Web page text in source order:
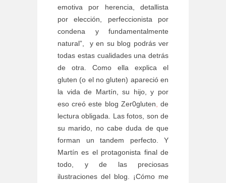
emotiva por herencia, detallista
por elección, perfeccionista por
condena y fundamentalmente
natural”, y en su blog podrás ver
todas estas cualidades una detrás
de otra. Como ella explica el
gluten (o el no gluten) apareció en
la vida de Martín, su hijo, y por
eso creó este blog Zer0gluten, de
lectura obligada. Las fotos, son de
su marido, no cabe duda de que
forman un tandem perfecto. Y
Martín es el protagonista final de
todo, y de las preciosas
ilustraciones del blog. ¡Cómo me